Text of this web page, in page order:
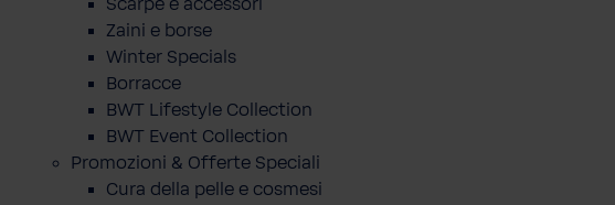
Scarpe e accessori
Zaini e borse
Winter Specials
Borracce
BWT Lifestyle Collection
BWT Event Collection
Promozioni & Offerte Speciali
Cura della pelle e cosmesi